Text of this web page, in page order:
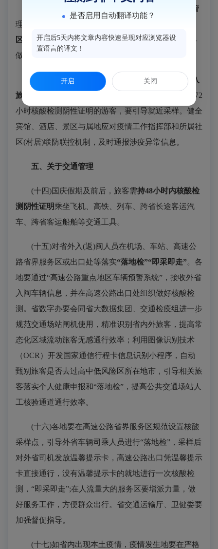
(十二)文旅部门要强化对旅行社组织的跨省旅游管
理，要求旅行社
区、旗)旅游。发挥旅行社及本地导游作用，引导游客
做好个人防护及落实必要核酸检测。
(十三)根据国家方案要求，
入住宾馆、酒店和进入
旅游景区要
对未持有72
小时核酸检测阴性证明的游客，要引导就近采样。健全
宾馆、酒店、景区与属地应对疫情工作指挥部和所属社
区(村居)联防联控机制，及时通报涉疫异常信息。
五、关于交通管理
(十四)国庆假期及前后，旅客需持48小时内核酸检
测阴性证明乘坐飞机、高铁、列车、跨省长途客运汽
车、跨省客运船舶等交通工具。
(十五)对省外入(返)闽人员在机场、车站、高速公
路省界服务区或出口处等落实“落地检”“即采即走”。各
地要通过“高速公路重点地区车辆预警系统”，接收外省
入闽车辆信息，并在高速公路出口处组织做好核酸检
测。省数字办要会同省大数据集团、交通检疫组进一步
规范交通场站闸机使用，精准识别省内外旅客，提高常
态化区域流动旅客无感通行效率；利用图像识别技术
（OCR）开发国家通信行程卡信息识别小程序，自动
甄别旅客是否去过高中低风险区所在地市，引导相关旅
客落实个人健康申报和“落地检”，提高公共交通场站人
工核验通道通行效率。
(十六)各地要在高速公路省界服务区规范设置核酸
采样点，引导外省车辆司乘人员进行“落地检”，采样后
对外省司机发放温馨提示卡，高速公路出口凭温馨提示
卡直接通行，没有温馨提示卡的就地进行一次核酸检
测，“即采即走”;在人流量大的服务区要增派力量，做
好服务工作，方便群众出行。省交通运输厅、卫健委要
加强督促指导。
(十七)如省内出现本土疫情，疫情发生地要在严格
是否启用自动翻译功能？
开启后5天内将文章内容快速呈现对应浏览器设
置语言的译文！
开启 关闭